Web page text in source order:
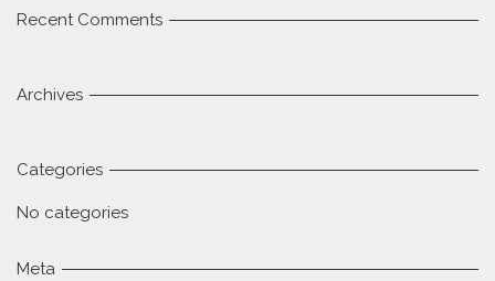
Recent Comments
Archives
Categories
No categories
Meta